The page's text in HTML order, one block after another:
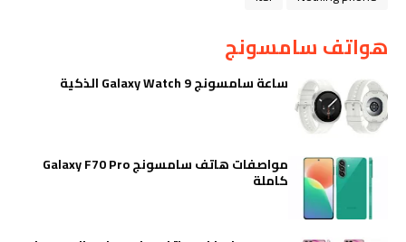
هواتف سامسونج
ساعة سامسونج Galaxy Watch 9 الذكية
مواصفات هاتف سامسونج Galaxy F70 Pro
كاملة